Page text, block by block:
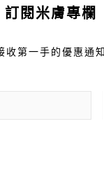
訂閱米膚專欄
第一手的優惠通